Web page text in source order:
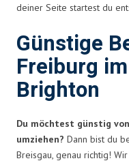
deiner Seite startest du
Günstige
Freiburg
Brighton
Du möchtest günstig
umziehen? Dann bist du
Breisgau, genau richtig!